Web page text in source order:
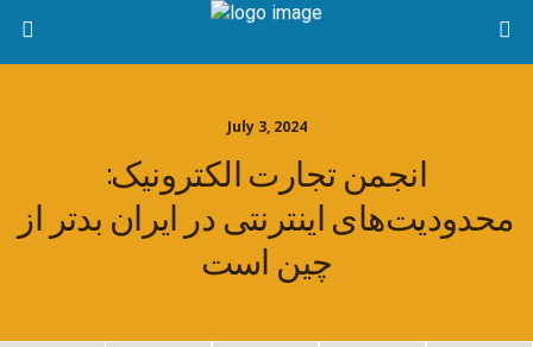
July 3, 2024
انجمن تجارت الکترونیک:
محدودیت‌های اینترنتی در ایران بدتر از
چین است